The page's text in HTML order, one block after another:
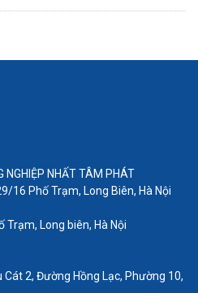
tốt. Trong trường hợp
khảo hướng dẫn sử
hợp để bảo dưỡng máy
một số máy bơm có
NGHIỆP NHẤT TÂM PHÁT
16 Phố Trạm, Long Biên, Hà Nội
Trạm, Long biên, Hà Nội
Cát 2, Đường Hồng Lạc, Phường 10,